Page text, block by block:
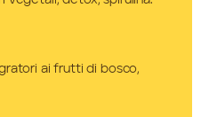
ai frutti di bosco,